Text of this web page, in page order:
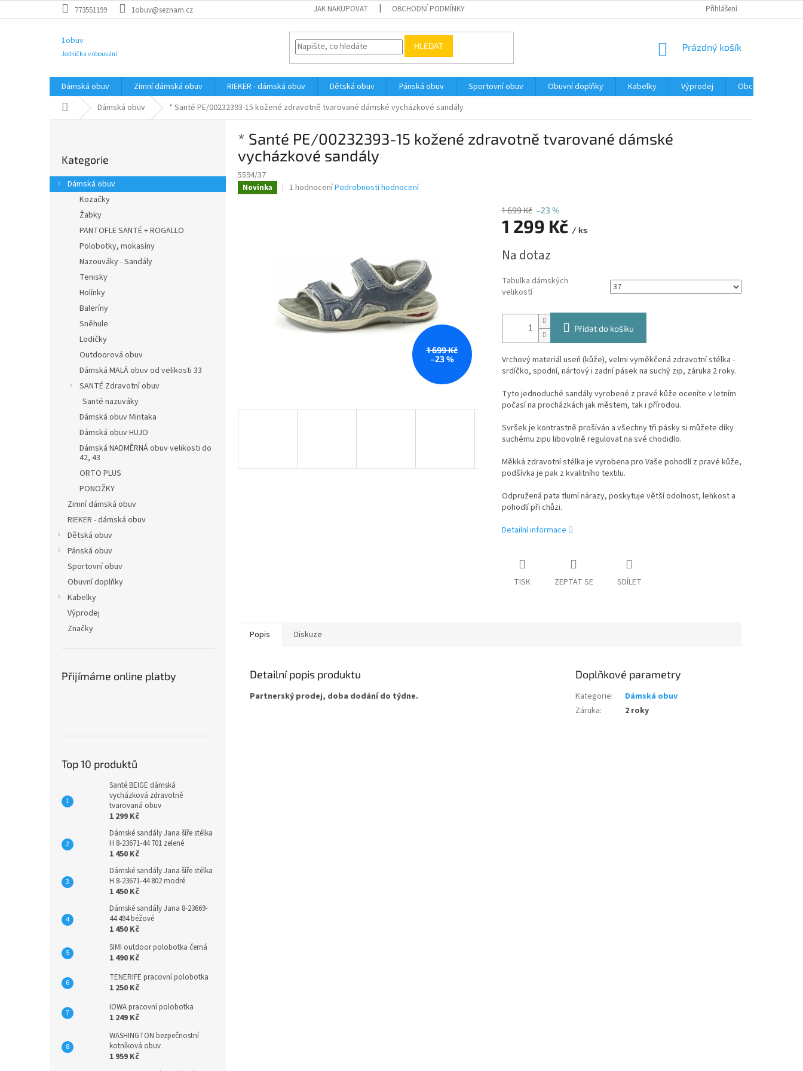
na
773551199 1obuv@seznam.cz JAK NAKUPOVAT OBCHODNÍ PODMÍNKY Přihlášení
1obuv
Jednička v obouvání
HLEDAT
NÁKUPNÍ
Prázdný košík
Dámská obuv Zimní dámská obuv RIEKER - dámská obuv Dětská obuv Pánská obuv Sportovní obuv Obuvní doplňky Kabelky Výprodej
Obchodní
Domů Dámská obuv * Santé PE/00232393-15 kožené zdravotně tvarované dámské vycházkové sandály
r
a
kategorie
Kategorie
Dámská obuv
Kozačky
Žabky
PANTOFLE SANTÉ + ROGALLO
Polobotky, mokasíny
Nazouváky - Sandály
Tenisky
Holínky
Baleríny
Sněhule
Lodičky
Outdoorová obuv
Dámská MALÁ obuv od velikosti 33
SANTÉ Zdravotní obuv
Santé nazuváky
Dámská obuv Mintaka
Dámská obuv HUJO
Dámská NADMĚRNÁ obuv velikosti do
42, 43
ORTO PLUS
PONOŽKY
Zimní dámská obuv
RIEKER - dámská obuv
Dětská obuv
Pánská obuv
Sportovní obuv
Obuvní doplňky
Kabelky
Výprodej
Značky
Přijímáme online platby
Top 10 produktů
Santé BEIGE dámská
vycházková zdravotně
tvarovaná obuv
1 299 Kč
Dámské sandály Jana šíře stélka
H 8-23671-44 701 zelené
1 450 Kč
Dámské sandály Jana šíře stélka
H 8-23671-44 802 modré
1 450 Kč
Dámské sandály Jana 8-23669-
44 494 béžové
1 450 Kč
SIMI outdoor polobotka černá
1 490 Kč
TENERIFE pracovní polobotka
1 250 Kč
IOWA pracovní polobotka
1 249 Kč
WASHINGTON bezpečnostní
kotníková obuv
1 959 Kč
* Santé PE/00232393-15 kožené zdravotně tvarované dámské
vycházkové sandály
5594/37
Novinka
Průměrné
1 hodnoceníPodrobnosti hodnocení
1 699 Kč
–23 %
1 699 Kč –23 %
1 299 Kč / ks
cena:
Na dotaz
Tabulka dámských
velikostí
Přidat do košíku
Vrchový materiál useň (kůže), velmi vyměkčená zdravotní stélka -
srdíčko, spodní, nártový i zadní pásek na suchý zip, záruka 2 roky.
Tyto jednoduché sandály vyrobené z pravé kůže oceníte v letním
počasí na procházkách jak městem, tak i přírodou.
Svršek je kontrastně prošíván a všechny tři pásky si můžete díky
suchému zipu libovolně regulovat na své chodidlo.
Měkká zdravotní stélka je vyrobena pro Vaše pohodlí z pravé kůže,
podšívka je pak z kvalitního textilu.
Odpružená pata tlumí nárazy, poskytuje větší odolnost, lehkost a
pohodlí při chůzi.
Detailní informace
TISK ZEPTAT SE SDÍLET
Popis Diskuze
Detailní popis produktu
Partnerský prodej, doba dodání do týdne.
Doplňkové parametry
Kategorie:
Dámská obuv
Záruka: 2 roky